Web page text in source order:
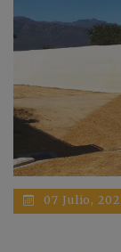
07 Julio,